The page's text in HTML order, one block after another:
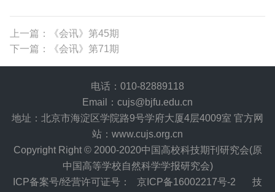
上一篇：《会讯》第45期
下一篇：《会讯》第71期
电话：010-82889118
Email：cujs@bjfu.edu.cn
地址：北京市海淀区学院路9号学府大厦4层4009室 官方网
站：www.cujs.org.cn
Copyright Right © 2000-2020中国高校科技期刊研究会(原
中国高等学校自然科学学报研究会)
ICP备案号/经营许可证号：
京ICP备16002217号-2
技